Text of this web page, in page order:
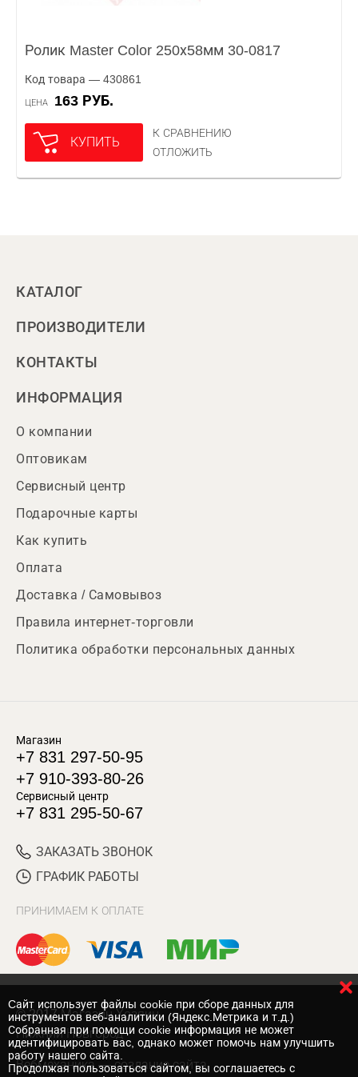
Ролик Master Color 250х58мм 30-0817
Код товара — 430861
ЦЕНА 163 РУБ.
КУПИТЬ
К СРАВНЕНИЮ
ОТЛОЖИТЬ
КАТАЛОГ
ПРОИЗВОДИТЕЛИ
КОНТАКТЫ
ИНФОРМАЦИЯ
О компании
Оптовикам
Сервисный центр
Подарочные карты
Как купить
Оплата
Доставка / Самовывоз
Правила интернет-торговли
Политика обработки персональных данных
Магазин
+7 831 297-50-95
+7 910-393-80-26
Сервисный центр
+7 831 295-50-67
ЗАКАЗАТЬ ЗВОНОК
ГРАФИК РАБОТЫ
ПРИНИМАЕМ К ОПЛАТЕ
© 2017 Магазин Хозяин
Нижний Новгород
Вебмеханика — создание сайта
Cайт использует файлы cookie при сборе данных для
инструментов веб-аналитики (Яндекс.Метрика и т.д.)
Собранная при помощи cookie информация не может
идентифицировать вас, однако может помочь нам улучшить
работу нашего сайта.
Продолжая пользоваться сайтом, вы соглашаетесь с